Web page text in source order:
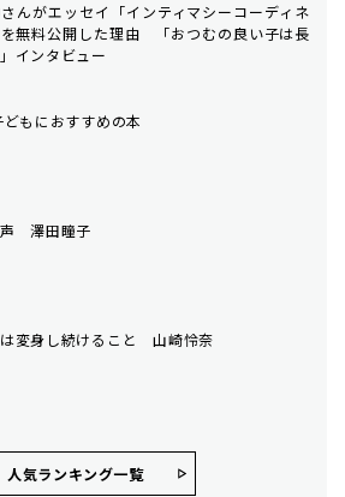
んがエッセイ「インティマシーコーディネ
無料公開した理由 「おつむの良い子は長
インタビュー
どもにおすすめの本
澤田瞳子
変身し続けること 山崎怜奈
人気ランキング⼀覧